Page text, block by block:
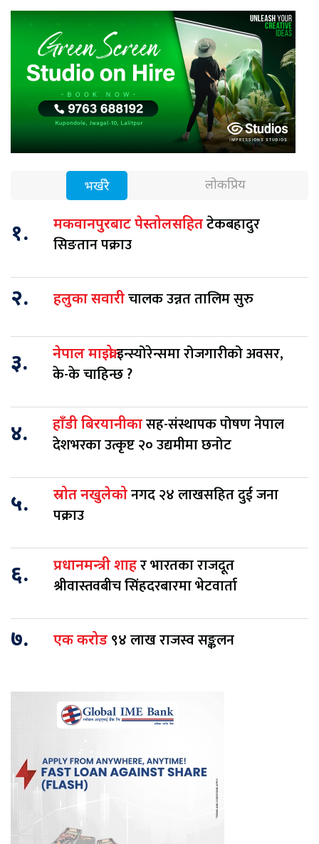
भर्खरै लोकप्रिय
१. मकवानपुरबाट पेस्तोलसहितटेकबहादुर
सिङतान पक्राउ
२. हलुका सवारीचालक उन्नत तालिम सुरु
३. नेपाल माइक्रोइन्स्योरेन्समा रोजगारीको अवसर,
के-के चाहिन्छ ?
४. हाँडी बिरयानीकासह-संस्थापक पोषण नेपाल
देशभरका उत्कृष्ट २० उद्यमीमा छनोट
५. स्रोत नखुलेकोनगद २४ लाखसहित दुई जना
पक्राउ
६. प्रधानमन्त्री शाहर भारतका राजदूत
श्रीवास्तवबीच सिंहदरबारमा भेटवार्ता
७. एक करोड ९४ लाख राजस्व सङ्कलन